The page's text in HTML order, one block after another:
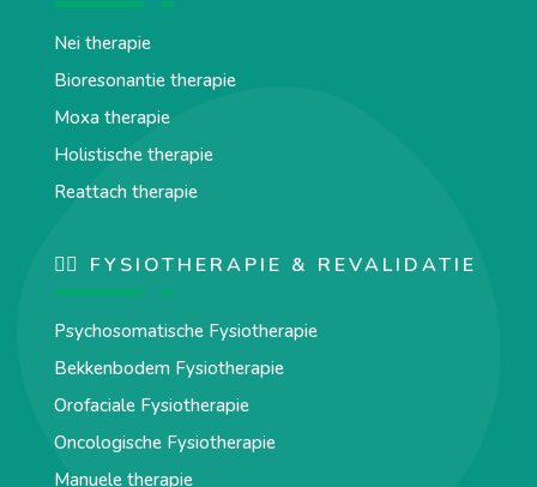
Nei therapie
Bioresonantie therapie
Moxa therapie
Holistische therapie
Reattach therapie
🏋️‍♀️ FYSIOTHERAPIE & REVALIDATIE
Psychosomatische Fysiotherapie
Bekkenbodem Fysiotherapie
Orofaciale Fysiotherapie
Oncologische Fysiotherapie
Manuele therapie